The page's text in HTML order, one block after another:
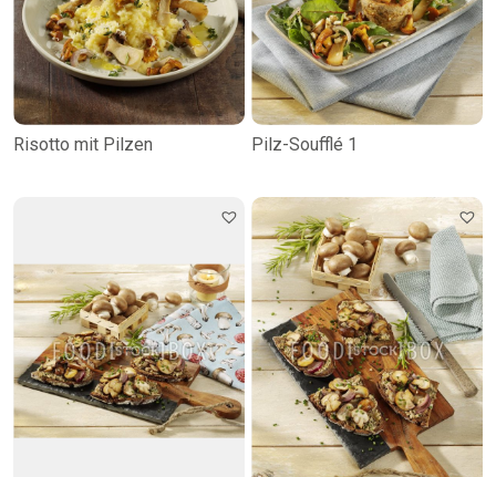
Risotto mit Pilzen Pilz-Soufflé 1